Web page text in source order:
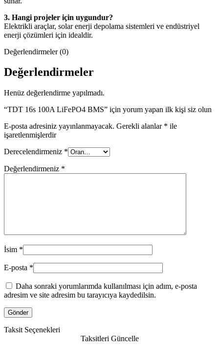
3. Hangi projeler için uygundur?
Elektrikli araçlar, solar enerji depolama sistemleri ve endüstriyel
enerji çözümleri için idealdir.
Değerlendirmeler (0)
Değerlendirmeler
Henüz değerlendirme yapılmadı.
“TDT 16s 100A LiFePO4 BMS” için yorum yapan ilk kişi siz olun
E-posta adresiniz yayınlanmayacak. Gerekli alanlar * ile
işaretlenmişlerdir
Derecelendirmeniz *
Değerlendirmeniz *
İsim *
E-posta *
Daha sonraki yorumlarımda kullanılması için adım, e-posta
adresim ve site adresim bu tarayıcıya kaydedilsin.
Taksit Seçenekleri
Taksitleri Güncelle